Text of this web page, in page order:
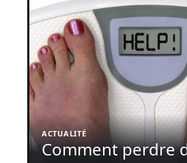
ACTUALITÉ
Comment perdre